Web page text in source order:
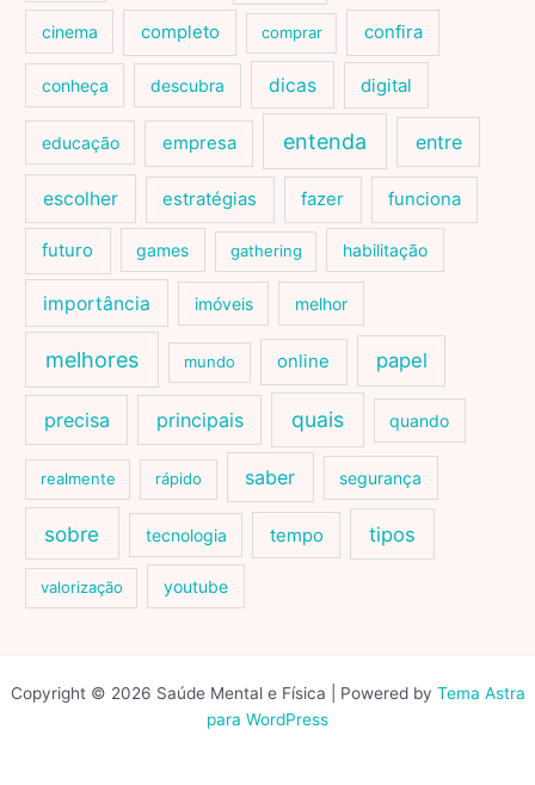
cinema completo comprar confira
conheça descubra dicas digital
educação empresa entenda entre
escolher estratégias fazer funciona
futuro games gathering habilitação
importância imóveis melhor
melhores mundo online papel
precisa principais quais quando
realmente rápido saber segurança
sobre tecnologia tempo tipos
valorização youtube
Copyright © 2026 Saúde Mental e Física | Powered by Tema Astra
para WordPress